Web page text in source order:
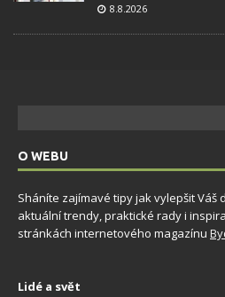
8.8.2026
O WEBU
Sháníte zajímavé tipy jak vylepšit Váš
aktuální trendy, praktické rady i
stránkách internetového magazínu
Lidé a svět